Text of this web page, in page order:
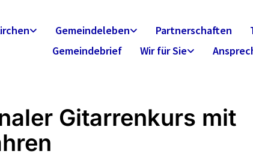
Gemeindeleben Partnerschaften
Gemeindebrief
Wir für Sie
Gitarrenkurs mit